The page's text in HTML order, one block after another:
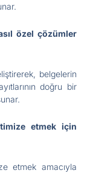
özel çözümler
belgelerin
doğru bir
etmek için
etmek amacıyla